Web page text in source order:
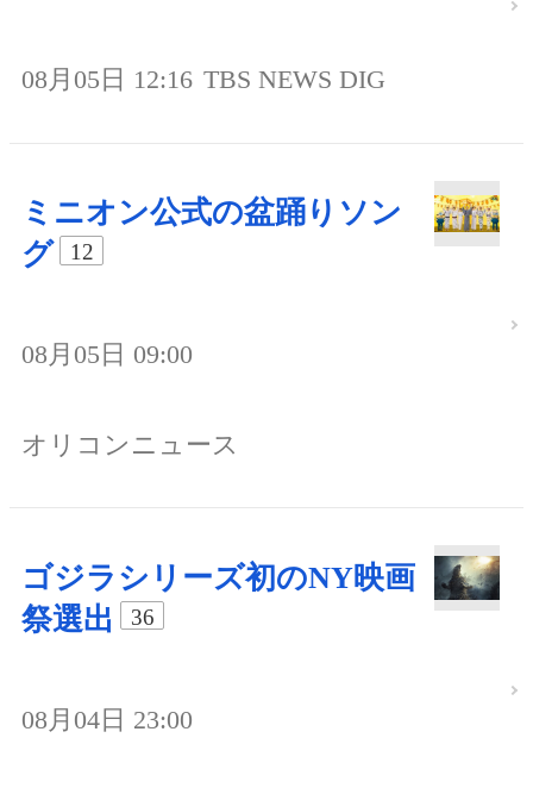
08月05日 12:16 TBS NEWS DIG
ミニオン公式の盆踊りソン
グ
12
08月05日 09:00
オリコンニュース
ゴジラシリーズ初のNY映画
祭選出
36
08月04日 23:00